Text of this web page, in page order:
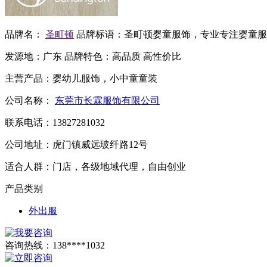
品牌名： 圣町顿 品牌标语： 圣町顿婴童服饰，专业专注婴童
发源地： 广东 品牌特色： 高品质 高性价比
主营产品： 婴幼儿服饰，小中童童装
公司名称： 东莞市长霖服饰有限公司
联系电话： 13827281032
公司地址： 虎门镇威远玻纤路12号
适合人群： 门店，各级地域代理，自由创业
产品类别
外出服
咨询热线： 138****1032